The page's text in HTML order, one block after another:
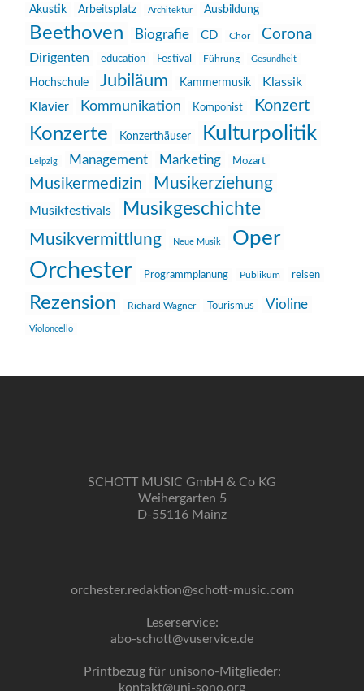
Akustik Arbeitsplatz Architektur Ausbildung
Beethoven Biografie CD Chor Corona
Dirigenten education Festival Führung Gesundheit
Hochschule Jubiläum Kammermusik
Klassik
Klavier
Kommunikation Komponist Konzert
Konzerte Konzerthäuser Kulturpolitik
Leipzig Management Marketing Mozart
Musikermedizin Musikerziehung
Musikfestivals Musikgeschichte
Musikvermittlung Neue Musik Oper
Orchester Programmplanung Publikum reisen
Rezension Richard Wagner Tourismus Violine
Violoncello
SCHOTT MUSIC GmbH & Co KG
Weihergarten 5
D-55116 Mainz
orchester.redaktion@schott-music.com
Leserservice:
abo-schott@vuservice.de
Printbezug für unisono-Mitglieder:
kontakt@uni-sono.org